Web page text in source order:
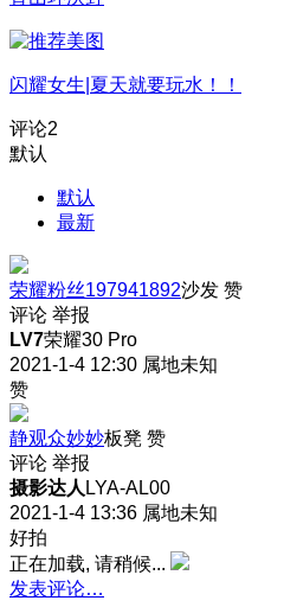
闪耀女生|夏天就要玩水！！
评论2
默认
默认
最新
荣耀粉丝197941892沙发 赞
评论 举报
LV7荣耀30 Pro
2021-1-4 12:30 属地未知
赞
静观众妙妙板凳 赞
评论 举报
摄影达人 LYA-AL00
2021-1-4 13:36 属地未知
好拍
正在加载, 请稍候...
发表评论…